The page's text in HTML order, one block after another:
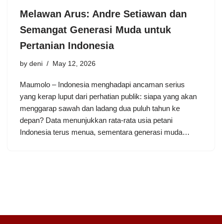
Melawan Arus: Andre Setiawan dan
Semangat Generasi Muda untuk
Pertanian Indonesia
by deni May 12, 2026
Maumolo – Indonesia menghadapi ancaman serius
yang kerap luput dari perhatian publik: siapa yang akan
menggarap sawah dan ladang dua puluh tahun ke
depan? Data menunjukkan rata-rata usia petani
Indonesia terus menua, sementara generasi muda…